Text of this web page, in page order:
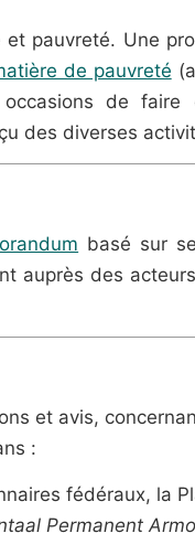
et pauvreté. Une
de pauvreté
de faire
des diverses
basé sur
auprès des
et avis,
:
fédéraux, la
Permanent